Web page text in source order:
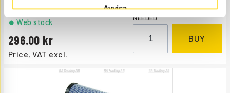
Avvisa
Price, VAT excl.
296.00
Web stock NEEDED
BUY